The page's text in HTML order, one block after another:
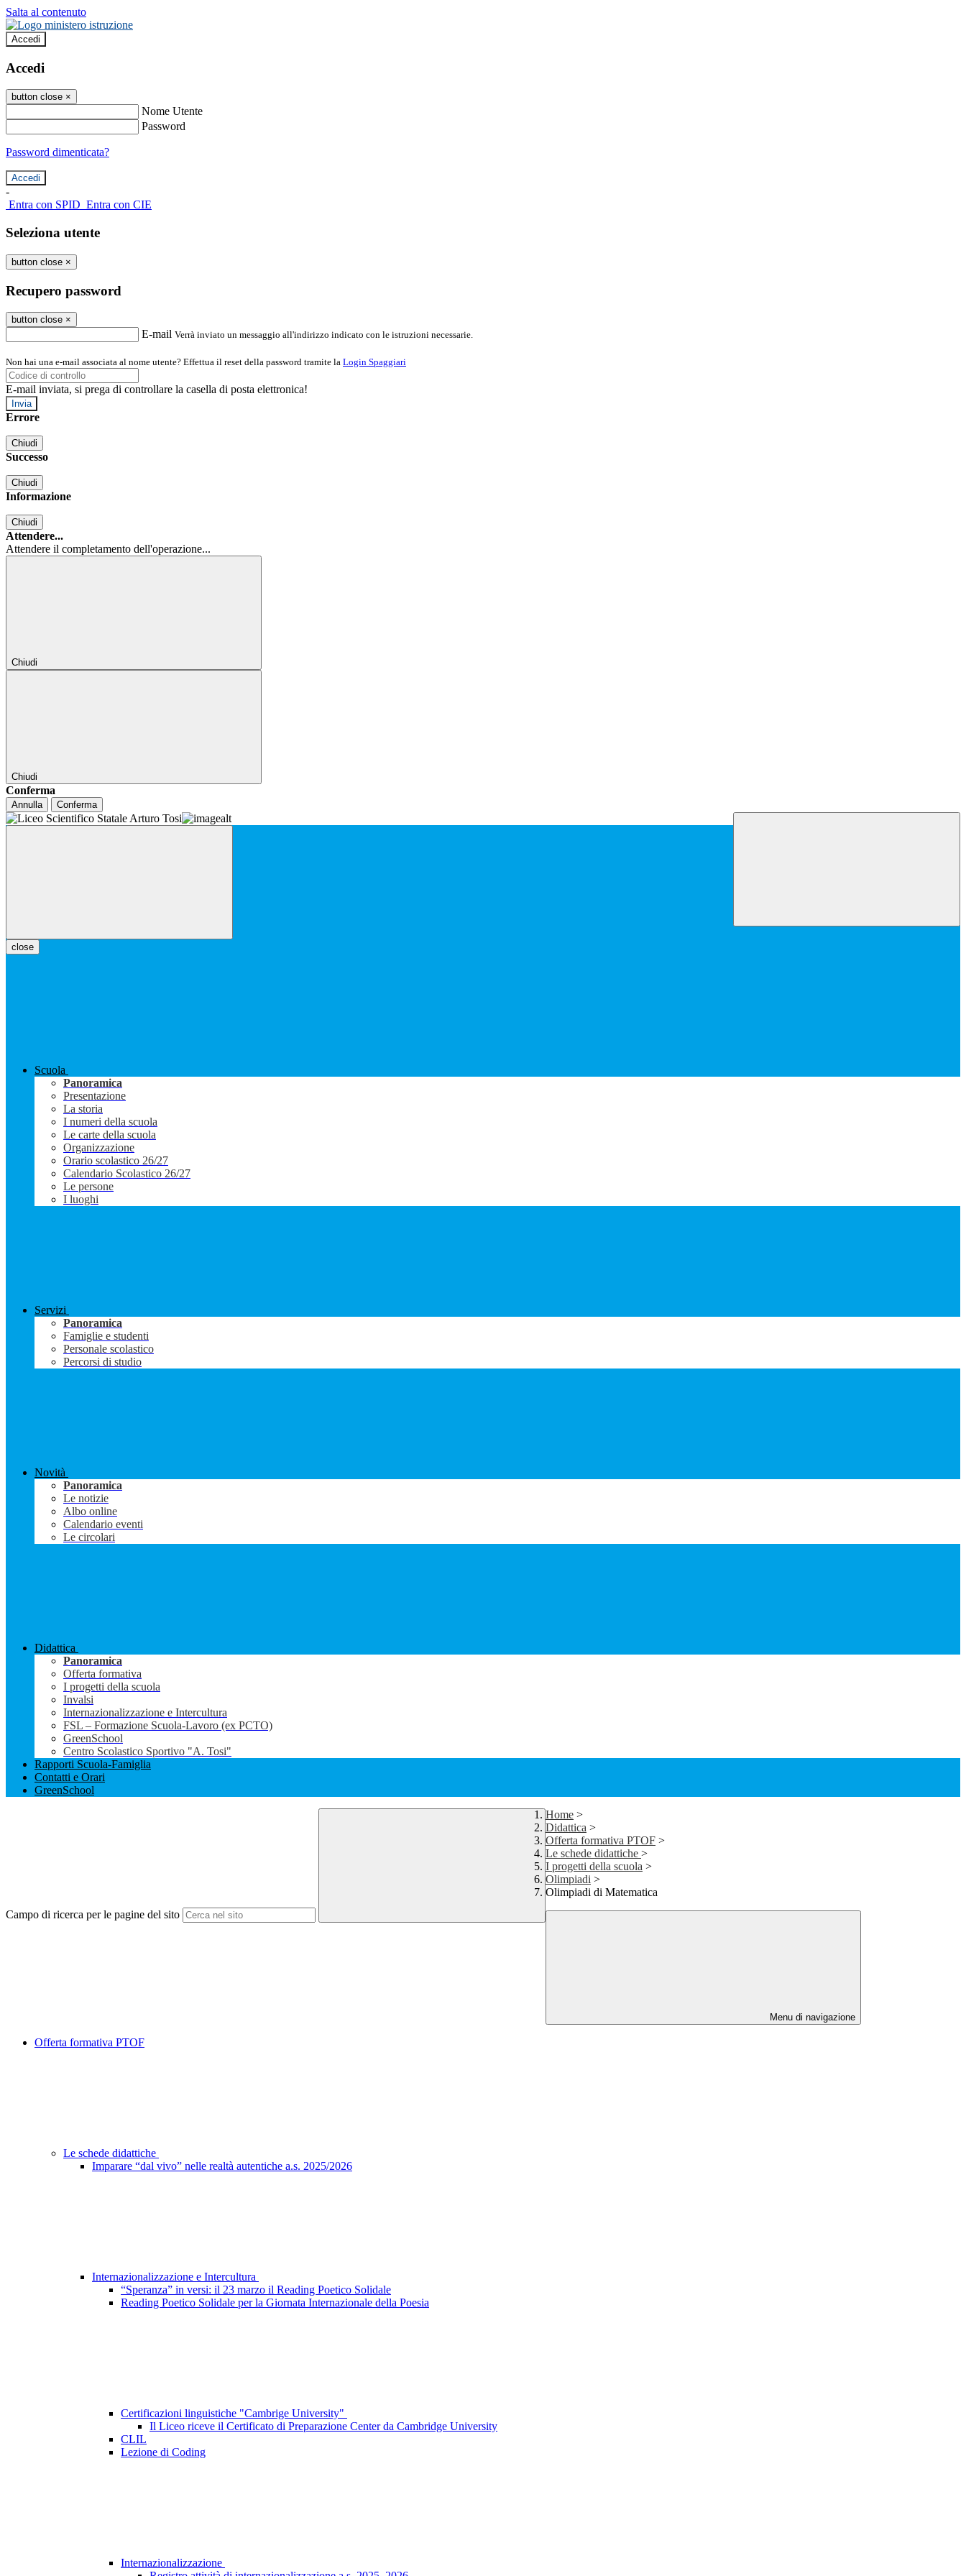
Salta al contenuto
Accedi
Accedi
button close ×
Nome Utente
Password
Password dimenticata?
-
Entra con SPID Entra con CIE
Seleziona utente
button close ×
Recupero password
button close ×
E-mail Verrà inviato un messaggio all'indirizzo indicato con le istruzioni necessarie.
Non hai una e-mail associata al nome utente? Effettua il reset della password tramite la Login Spaggiari
E-mail inviata, si prega di controllare la casella di posta elettronica!
Errore
Chiudi
Successo
Chiudi
Informazione
Chiudi
Attendere...
Attendere il completamento dell'operazione...
Chiudi
Chiudi
Conferma
Annulla Conferma
close
Scuola
Panoramica
Presentazione
La storia
I numeri della scuola
Le carte della scuola
Organizzazione
Orario scolastico 26/27
Calendario Scolastico 26/27
Le persone
I luoghi
Servizi
Panoramica
Famiglie e studenti
Personale scolastico
Percorsi di studio
Novità
Panoramica
Le notizie
Albo online
Calendario eventi
Le circolari
Didattica
Panoramica
Offerta formativa
I progetti della scuola
Invalsi
Internazionalizzazione e Intercultura
FSL – Formazione Scuola-Lavoro (ex PCTO)
GreenSchool
Centro Scolastico Sportivo "A. Tosi"
Rapporti Scuola-Famiglia
Contatti e Orari
GreenSchool
Campo di ricerca per le pagine del sito
Home >
Didattica >
Offerta formativa PTOF >
Le schede didattiche >
I progetti della scuola >
Olimpiadi >
Olimpiadi di Matematica
Menu di navigazione
Offerta formativa PTOF
Le schede didattiche
Imparare “dal vivo” nelle realtà autentiche a.s. 2025/2026
Internazionalizzazione e Intercultura
“Speranza” in versi: il 23 marzo il Reading Poetico Solidale
Reading Poetico Solidale per la Giornata Internazionale della Poesia
Certificazioni linguistiche "Cambrige University"
Il Liceo riceve il Certificato di Preparazione Center da Cambridge University
CLIL
Lezione di Coding
Internazionalizzazione